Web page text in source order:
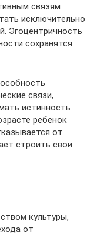
связям
исключительно
Эгоцентричность
сохранятся
связи,
истинность
ребенок
от
строить свои
культуры,
от